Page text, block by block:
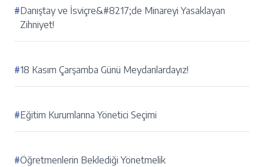
#Danıştay ve İsviçre&#8217;de Minareyi Yasaklayan
Zihniyet!
#18 Kasım Çarşamba Günü Meydanlardayız!
#Eğitim Kurumlarına Yönetici Seçimi
#Öğretmenlerin Beklediği Yönetmelik